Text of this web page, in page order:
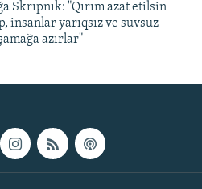
Skrıpnık: "Qırım azat etilsin
insanlar yarıqsız ve suvsuz
azırlar"